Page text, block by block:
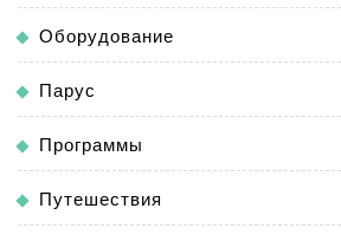
Оборудование
Парус
Программы
Путешествия